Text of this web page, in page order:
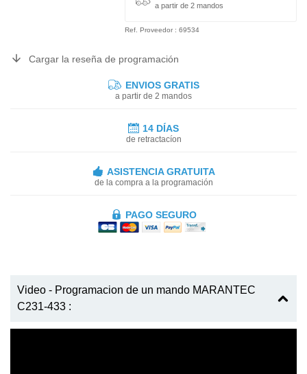
a partir de 2 mandos
Ref. Proveedor : 69534
Cargar la reseña de programación
ENVIOS GRATIS
a partir de 2 mandos
14 DÍAS
de retractacíon
ASISTENCIA GRATUITA
de la compra a la programación
PAGO SEGURO
Video - Programacion de un mando MARANTEC
C231-433 :